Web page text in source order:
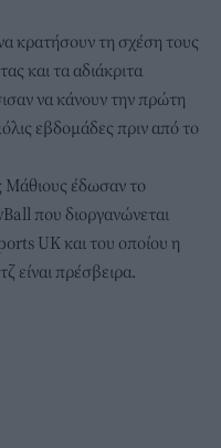
κρατήσουν τη σχέση τους
και τα αδιάκριτα
να κάνουν την πρώτη
εβδομάδες πριν από το
Μάθιους έδωσαν το
που διοργανώνεται
UK και του οποίου η
είναι πρέσβειρα.